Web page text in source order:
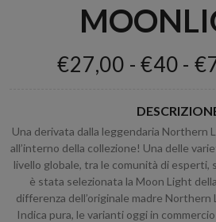
€27,00 - €40 -
Una derivata dalla leggendaria Northern
all’interno della collezione! Una delle
livello globale, tra le comunità di esperti,
è stata selezionata la Moon Light
differenza dell’originale madre
Indica pura, le varianti oggi in